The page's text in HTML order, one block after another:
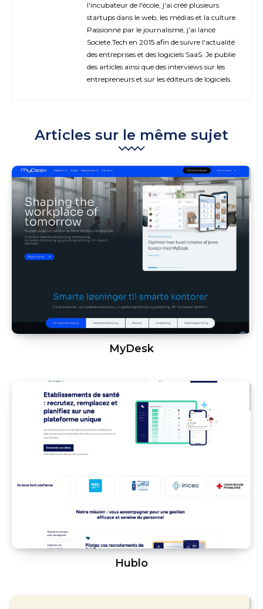
l'incubateur de l'école, j'ai créé plusieurs
startups dans le web, les médias et la culture.
Passionné par le journalisme, j'ai lancé
Societe.Tech en 2015 afin de suivre l'actualité
des entreprises et des logiciels SaaS. Je publie
des articles ainsi que des interviews sur les
entrepreneurs et sur les éditeurs de logiciels.
Articles sur le même sujet
MyDesk
Hublo